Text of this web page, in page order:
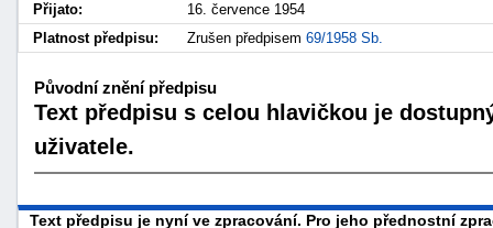
Přijato:
16. července 1954
Platnost předpisu:
Zrušen předpisem 69/1958 Sb.
Původní znění předpisu
Text předpisu s celou hlavičkou je
uživatele.
Text předpisu je nyní ve zpracování. Pro jeho přednostní